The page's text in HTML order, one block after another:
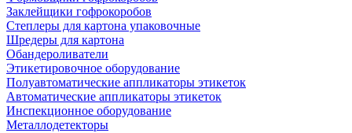
Заклейщики гофрокоробов
Степлеры для картона упаковочные
Шредеры для картона
Обандероливатели
Этикетировочное оборудование
Полуавтоматические аппликаторы этикеток
Автоматические аппликаторы этикеток
Инспекционное оборудование
Металлодетекторы